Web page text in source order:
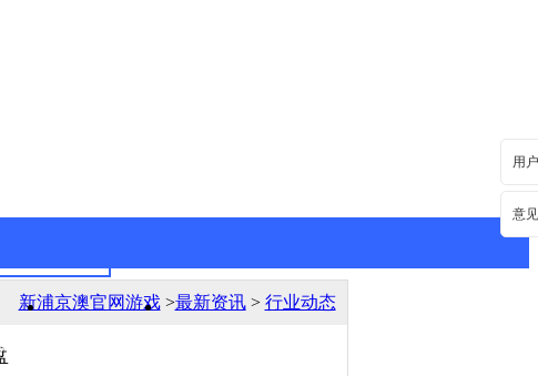
用
意
新浦京澳官网游戏>最新资讯> 行业动态